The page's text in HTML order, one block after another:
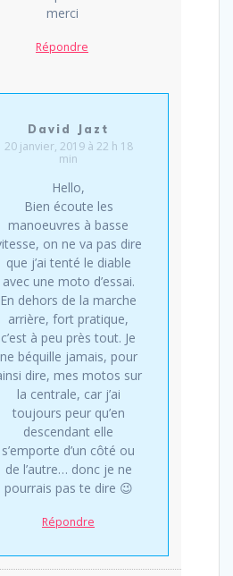
merci
Répondre
David Jazt
20 janvier, 2019 à 22 h 18
min
Hello,
Bien écoute les
manoeuvres à basse
on ne va pas dire
que j’ai tenté le diable
avec une moto d’essai.
En dehors de la marche
arrière, fort pratique,
c’est à peu près tout. Je
ne béquille jamais, pour
dire, mes motos sur
la centrale, car j’ai
toujours peur qu’en
descendant elle
s’emporte d’un côté ou
de l’autre… donc je ne
pourrais pas te dire 😉
Répondre